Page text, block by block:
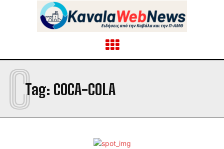
Tag: COCA-COLA
C